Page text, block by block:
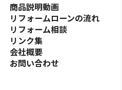
商品説明動画
リフォームローンの流れ
リフォーム相談
リンク集
会社概要
お問い合わせ